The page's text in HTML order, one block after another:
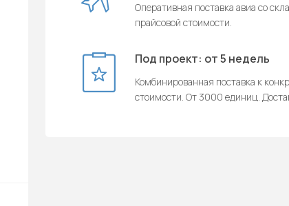
Оперативная поставка авиа со
прайсовой стоимости.
Под проект: от 5 недель
Комбинированная поставка к
стоимости. От 3000 единиц.